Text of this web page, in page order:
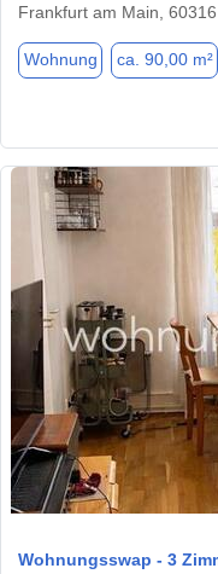
Frankfurt am Main, 60316
Wohnung ca. 90,00 m²
Wohnungsswap - 3